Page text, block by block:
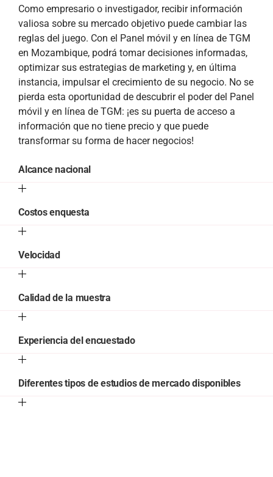
Como empresario o investigador, recibir información
valiosa sobre su mercado objetivo puede cambiar las
reglas del juego. Con el Panel móvil y en línea de TGM
en Mozambique, podrá tomar decisiones informadas,
optimizar sus estrategias de marketing y, en última
instancia, impulsar el crecimiento de su negocio. No se
pierda esta oportunidad de descubrir el poder del Panel
móvil y en línea de TGM: ¡es su puerta de acceso a
información que no tiene precio y que puede
transformar su forma de hacer negocios!
Alcance nacional
Costos enquesta
Velocidad
Calidad de la muestra
Experiencia del encuestado
Diferentes tipos de estudios de mercado disponibles